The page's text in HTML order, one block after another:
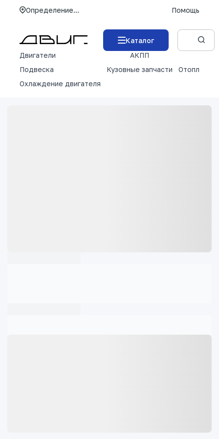
Определение... Помощь
Каталог
Двигатели
АКПП
Подвеска
Кузовные запчасти
Отопление
Охлаждение двигателя